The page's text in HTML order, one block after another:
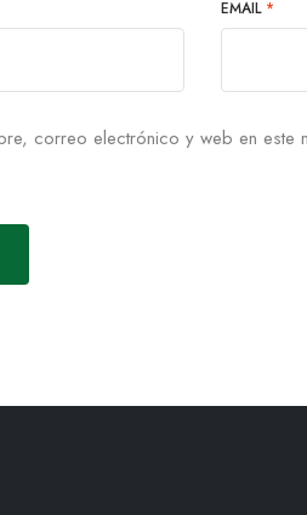
EMAIL *
correo electrónico y web en este